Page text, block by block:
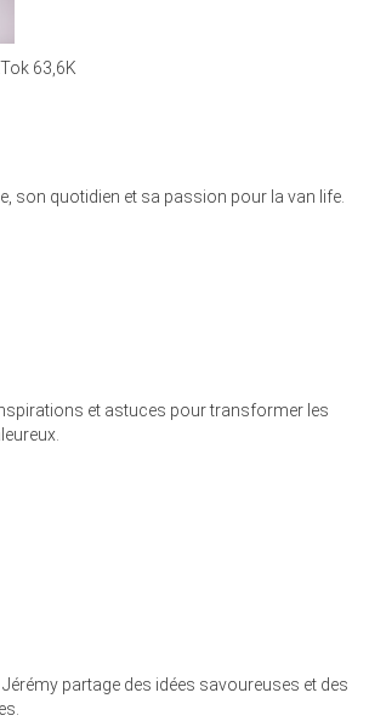
63,6K
son quotidien et sa passion pour la van life.
et astuces pour transformer les
partage des idées savoureuses et des